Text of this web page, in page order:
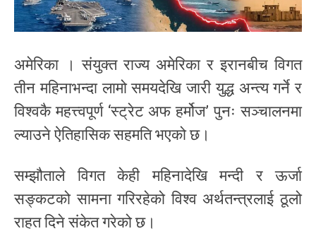
अमेरिका । संयुक्त राज्य अमेरिका र इरानबीच विगत
तीन महिनाभन्दा लामो समयदेखि जारी युद्ध अन्त्य गर्ने र
विश्वकै महत्त्वपूर्ण ‘स्ट्रेट अफ हर्मोज’ पुनः सञ्चालनमा
ल्याउने ऐतिहासिक सहमति भएको छ।
सम्झौताले विगत केही महिनादेखि मन्दी र ऊर्जा
सङ्कटको सामना गरिरहेको विश्व अर्थतन्त्रलाई ठूलो
राहत दिने संकेत गरेको छ।